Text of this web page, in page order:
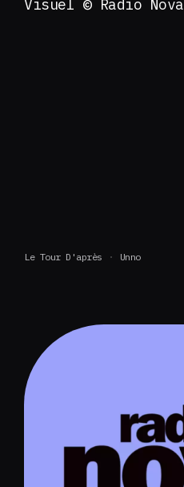
Visuel © Radio Nova
Le Tour D'après Unno